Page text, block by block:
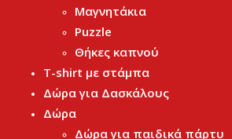
Μαγνητάκια
Puzzle
Θήκες καπνού
T-shirt με στάμπα
Δώρα για Δασκάλους
Δώρα
Δώρα για παιδικά πάρτυ